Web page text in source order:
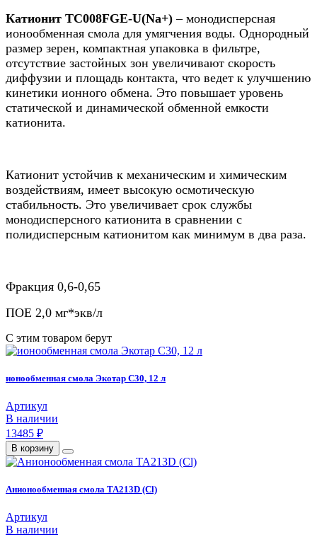
Катионит ТС008FGE-U(Na+) – монодисперсная
ионообменная смола для умягчения воды. Однородный
размер зерен, компактная упаковка в фильтре,
отсутствие застойных зон увеличивают скорость
диффузии и площадь контакта, что ведет к улучшению
кинетики ионного обмена. Это повышает уровень
статической и динамической обменной емкости
катионита.
Катионит устойчив к механическим и химическим
воздействиям, имеет высокую осмотическую
стабильность. Это увеличивает срок службы
монодисперсного катионита в сравнении с
полидисперсным катионитом как минимум в два раза.
Фракция 0,6-0,65
ПОЕ 2,0 мг*экв/л
С этим товаром берут
ионообменная смола Экотар С30, 12 л
Артикул
В наличии
13485 ₽
В корзину
Анионообменная смола ТА213D (Cl)
Артикул
В наличии